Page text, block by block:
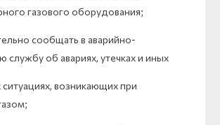
газового оборудования;
сообщать в аварийно-
службу об авариях, утечках и иных
возникающих при